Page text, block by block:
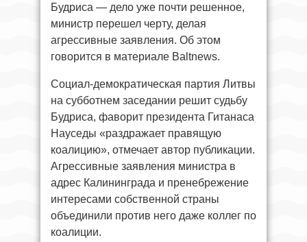
Будриса — дело уже почти решенное,
министр перешел черту, делая
агрессивные заявления. Об этом
говорится в материале Baltnews.
Социал-демократическая партия Литвы
на субботнем заседании решит судьбу
Будриса, фаворит президента Гитанаса
Науседы «раздражает правящую
коалицию», отмечает автор публикации.
Агрессивные заявления министра в
адрес Калининграда и пренебрежение
интересами собственной страны
объединили против него даже коллег по
коалиции.